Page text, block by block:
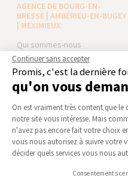
AGENCE DE BOURG-EN-
BRESSE | AMBÉRIEU-EN-BUGEY
| MEXIMIEUX
Qui sommes-nous
Actualités
Notre charte qualité
Partenaires
Trouver une agence
Devenir franchisé
Foire aux Questions
Conditions générales
Continuer sans accepter
Promis, c'est la dernière
qu'on vous
Plateforme de
On est vraiment très content que le
notre site vous intéresse. Mais
n'avez pas encore fait votre choix
vous nous autorisez à suivre votre
décider quels services vous nous
Consentements